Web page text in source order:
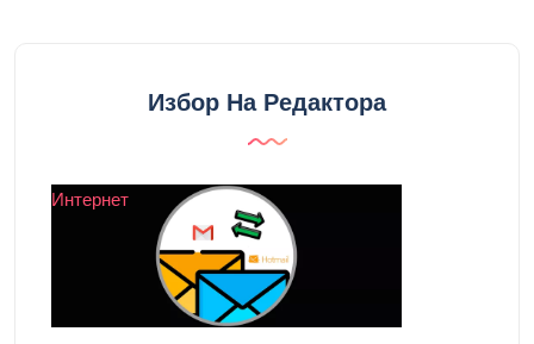
Избор На Редактора
Интернет